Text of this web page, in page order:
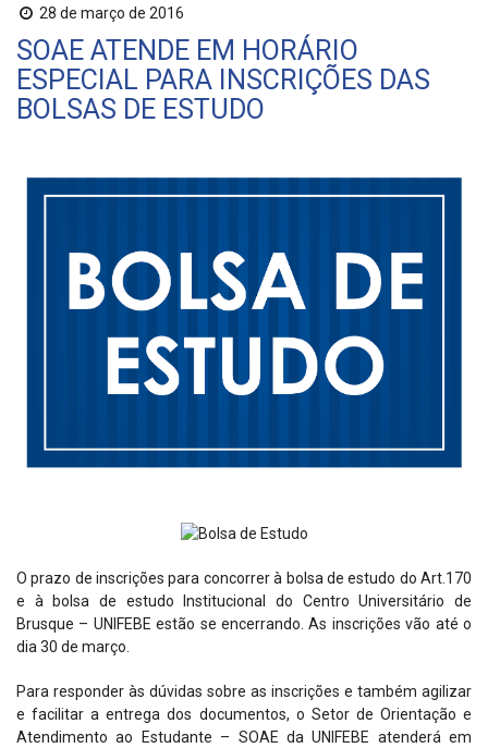
28 de março de 2016
SOAE ATENDE EM HORÁRIO
ESPECIAL PARA INSCRIÇÕES DAS
BOLSAS DE ESTUDO
O prazo de inscrições para concorrer à bolsa de estudo do Art.170
e à bolsa de estudo Institucional do Centro Universitário de
Brusque – UNIFEBE estão se encerrando. As inscrições vão até o
dia 30 de março.
Para responder às dúvidas sobre as inscrições e também agilizar
e facilitar a entrega dos documentos, o Setor de Orientação e
Atendimento ao Estudante – SOAE da UNIFEBE atenderá em